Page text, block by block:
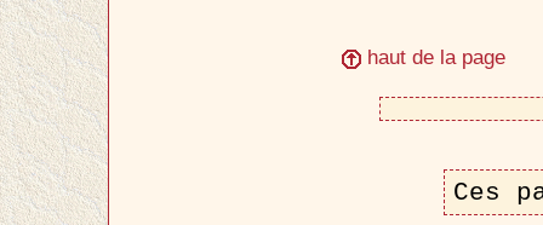
haut de la page
Ces